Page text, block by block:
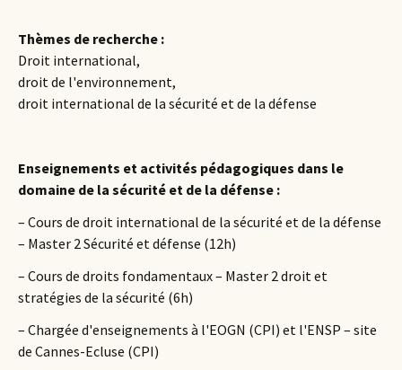
Thèmes de recherche :
Droit international,
droit de l'environnement,
droit international de la sécurité et de la défense
Enseignements et activités pédagogiques dans le
domaine de la sécurité et de la défense :
– Cours de droit international de la sécurité et de la défense
– Master 2 Sécurité et défense (12h)
– Cours de droits fondamentaux – Master 2 droit et
stratégies de la sécurité (6h)
– Chargée d'enseignements à l'EOGN (CPI) et l'ENSP – site
de Cannes-Ecluse (CPI)